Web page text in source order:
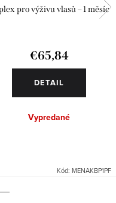
pro výživu vlasů – 1 měsíc
€65,84
DETAIL
Vypredané
Kód: MENAKBP1PF